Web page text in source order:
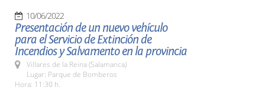
10/06/2022
Presentación de un nuevo vehículo
para el Servicio de Extinción de
Incendios y Salvamento en la provincia
Villares de la Reina (Salamanca)
Lugar: Parque de Bomberos
Hora: 11:30 h.